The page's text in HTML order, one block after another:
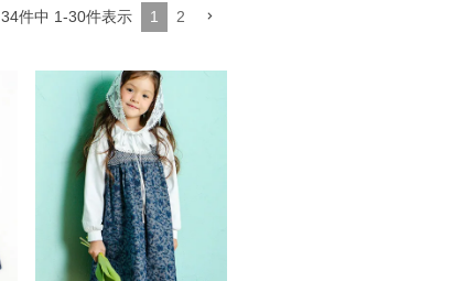
34件中 1-30件表示 1 2